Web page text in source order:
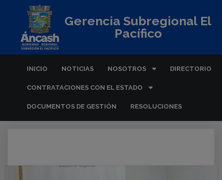
Gerencia Subregional El
Pacífico
INICIO NOTICIAS NOSOTROS DIRECTORIO
CONTRATACIONES CON EL ESTADO
DOCUMENTOS DE GESTIÓN RESOLUCIONES